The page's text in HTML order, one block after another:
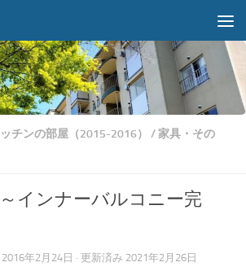
プ
チンの部屋（2015-2016） / 家具・その
インナーバルコニー完
2016年2月24日 · 更新済み 2021年2月26日